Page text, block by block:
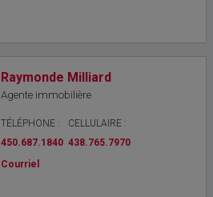
Raymonde Milliard
Agente immobilière
TÉLÉPHONE :
450.687.1840
CELLULAIRE :
438.765.7970
Courriel